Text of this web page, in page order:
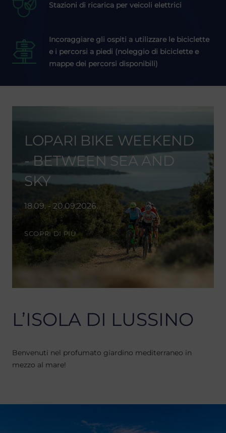
Stazioni di ricarica per veicoli elettrici
Incoraggiare gli ospiti a utilizzare le biciclette
e i percorsi a piedi (noleggio di biciclette e
mappe dei percorsi disponibili)
LOPARI BIKE WEEKEND
- BETWEEN SEA AND
SKY
18.09. - 20.09.2026.
SCOPRI DI PIÙ
L’ISOLA DI LUSSINO
Benvenuti nel profumato giardino mediterraneo in
mezzo al mare!